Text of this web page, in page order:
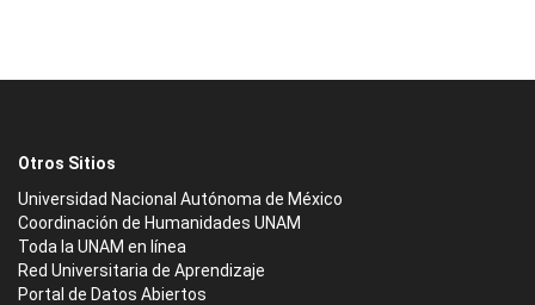
Otros Sitios
Universidad Nacional Autónoma de México
Coordinación de Humanidades UNAM
Toda la UNAM en línea
Red Universitaria de Aprendizaje
Portal de Datos Abiertos